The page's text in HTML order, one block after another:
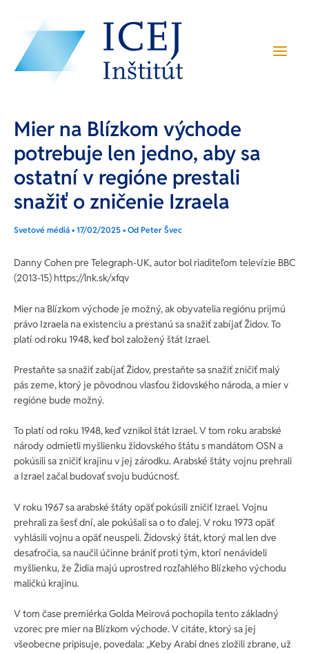
Mier na Blízkom východe
potrebuje len jedno, aby sa
ostatní v regióne prestali
snažiť o zničenie Izraela
Svetové médiá • 17/02/2025 • Od Peter Švec
Danny Cohen pre Telegraph-UK, autor bol riaditeľom televízie BBC
(2013-15) https://lnk.sk/xfqv
Mier na Blízkom východe je možný, ak obyvatelia regiónu prijmú
právo Izraela na existenciu a prestanú sa snažiť zabíjať Židov. To
platí od roku 1948, keď bol založený štát Izrael.
Prestaňte sa snažiť zabíjať Židov, prestaňte sa snažiť zničiť malý
pás zeme, ktorý je pôvodnou vlasťou židovského národa, a mier v
regióne bude možný.
To platí od roku 1948, keď vznikol štát Izrael. V tom roku arabské
národy odmietli myšlienku židovského štátu s mandátom OSN a
pokúsili sa zničiť krajinu v jej zárodku. Arabské štáty vojnu prehrali
a Izrael začal budovať svoju budúcnosť.
V roku 1967 sa arabské štáty opäť pokúsili zničiť Izrael. Vojnu
prehrali za šesť dní, ale pokúšali sa o to ďalej. V roku 1973 opäť
vyhlásili vojnu a opäť neuspeli. Židovský štát, ktorý mal len dve
desaťročia, sa naučil účinne brániť proti tým, ktorí nenávideli
myšlienku, že Židia majú uprostred rozľahlého Blízkeho východu
maličkú krajinu.
V tom čase premiérka Golda Meirová pochopila tento základný
vzorec pre mier na Blízkom východe. V citáte, ktorý sa jej
všeobecne pripisuje, povedala: „Keby Arabi dnes zložili zbrane, už
navigation